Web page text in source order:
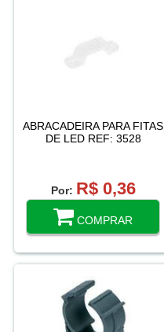
ABRACADEIRA PARA FITAS
DE LED REF: 3528
Por: R$ 0,36
COMPRAR